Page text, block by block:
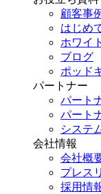
顧客事
はじめ
ホワイ
ブログ
ポッド
パートナー
パート
パート
システ
会社情報
会社概
プレス
採用情